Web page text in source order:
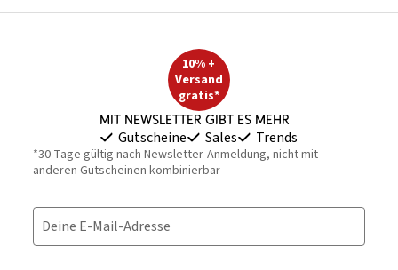
10% +
Versand
gratis*
Mit Newsletter gibt es mehr
Gutscheine Sales Trends
*30 Tage gültig nach Newsletter-Anmeldung, nicht mit
anderen Gutscheinen kombinierbar
Deine E-Mail-Adresse